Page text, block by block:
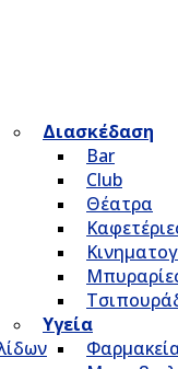
Διασκέδαση
Bar
Club
Θέατρα
Υγεία